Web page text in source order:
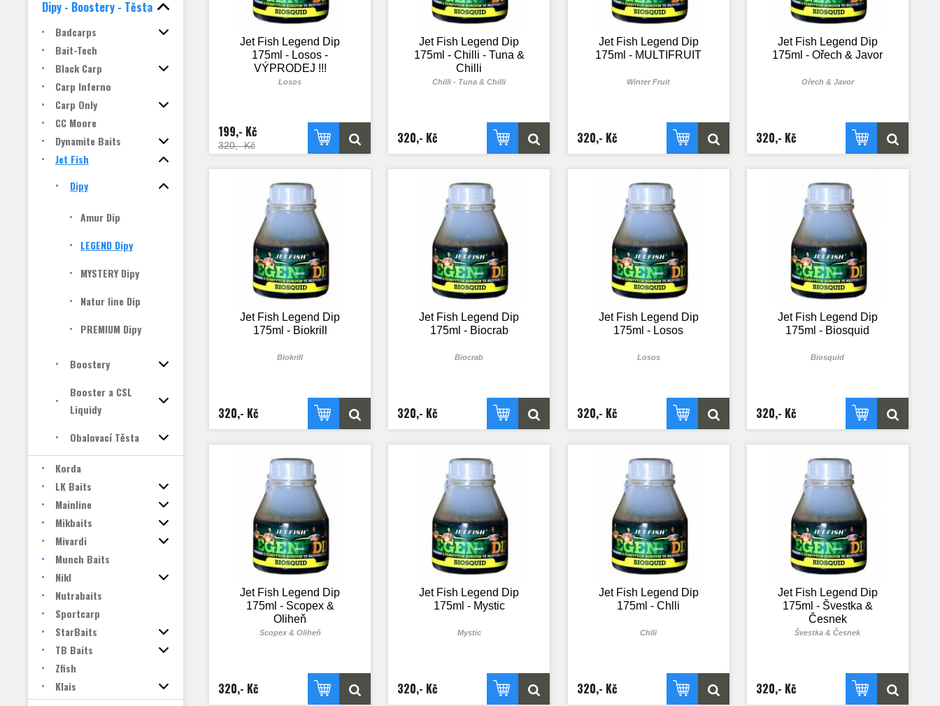
Dipy - Boostery - Těsta
Badcarps
Bait-Tech
Black Carp
Carp Inferno
Carp Only
CC Moore
Dynamite Baits
Jet Fish
Dipy
Amur Dip
LEGEND Dipy
MYSTERY Dipy
Natur line Dip
PREMIUM Dipy
Boostery
Booster a CSL
Liquidy
Obalovací Těsta
Korda
LK Baits
Mainline
Mikbaits
Mivardi
Munch Baits
Nikl
Nutrabaits
Sportcarp
StarBaits
TB Baits
Zfish
Klais
Jet Fish Legend Dip
175ml - Losos -
VÝPRODEJ !!!
Losos
199,- Kč
320,- Kč
Jet Fish Legend Dip
175ml - Chilli - Tuna &
Chilli
Chilli - Tuna & Chilli
320,- Kč
Jet Fish Legend Dip
175ml - MULTIFRUIT
Winter Fruit
320,- Kč
Jet Fish Legend Dip
175ml - Ořech & Javor
Ořech & Javor
320,- Kč
Jet Fish Legend Dip
175ml - Biokrill
Biokrill
320,- Kč
Jet Fish Legend Dip
175ml - Biocrab
Biocrab
320,- Kč
Jet Fish Legend Dip
175ml - Losos
Losos
320,- Kč
Jet Fish Legend Dip
175ml - Biosquid
Biosquid
320,- Kč
Jet Fish Legend Dip
175ml - Scopex &
Oliheň
Scopex & Oliheň
320,- Kč
Jet Fish Legend Dip
175ml - Mystic
Mystic
320,- Kč
Jet Fish Legend Dip
175ml - Chlli
Chlli
320,- Kč
Jet Fish Legend Dip
175ml - Švestka &
Česnek
Švestka & Česnek
320,- Kč